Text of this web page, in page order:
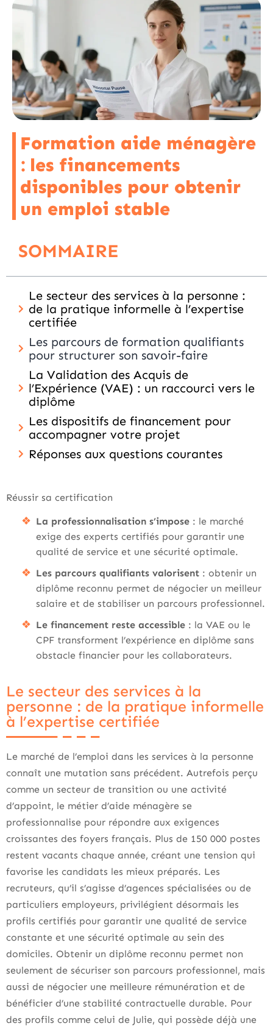
Formation aide ménagère
: les financements
disponibles pour obtenir
un emploi stable
SOMMAIRE
Le secteur des services à la personne :
de la pratique informelle à l’expertise
certifiée
Les parcours de formation qualifiants
pour structurer son savoir-faire
La Validation des Acquis de
l’Expérience (VAE) : un raccourci vers le
diplôme
Les dispositifs de financement pour
accompagner votre projet
Réponses aux questions courantes
Réussir sa certification
La professionnalisation s’impose : le marché
exige des experts certifiés pour garantir une
qualité de service et une sécurité optimale.
Les parcours qualifiants valorisent : obtenir un
diplôme reconnu permet de négocier un meilleur
salaire et de stabiliser un parcours professionnel.
Le financement reste accessible : la VAE ou le
CPF transforment l’expérience en diplôme sans
obstacle financier pour les collaborateurs.
Le secteur des services à la
personne : de la pratique informelle
à l’expertise certifiée
Le marché de l’emploi dans les services à la personne
connaît une mutation sans précédent. Autrefois perçu
comme un secteur de transition ou une activité
d’appoint, le métier d’aide ménagère se
professionnalise pour répondre aux exigences
croissantes des foyers français. Plus de 150 000 postes
restent vacants chaque année, créant une tension qui
favorise les candidats les mieux préparés. Les
recruteurs, qu’il s’agisse d’agences spécialisées ou de
particuliers employeurs, privilégient désormais les
profils certifiés pour garantir une qualité de service
constante et une sécurité optimale au sein des
domiciles. Obtenir un diplôme reconnu permet non
seulement de sécuriser son parcours professionnel, mais
aussi de négocier une meilleure rémunération et de
bénéficier d’une stabilité contractuelle durable. Pour
des profils comme celui de Julie, qui possède déjà une